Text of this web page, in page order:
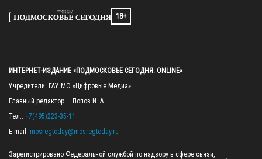
18+
ИНТЕРНЕТ-ИЗДАНИЕ «ПОДМОСКОВЬЕ СЕГОДНЯ. ONLINE»
Учредители: ГАУ МО «Цифровые Медиа»
Главный редактор — Попов И. А.
Тел.: +7(495)223-35-11
E-mail: mosregtoday@mosregtoday.ru
Зарегистрировано Федеральной службой по надзору в сфере связи,